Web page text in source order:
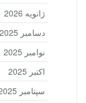
ژانویه 2026
دسامبر 2025
نوامبر 2025
اکتبر 2025
سپتامبر 2025